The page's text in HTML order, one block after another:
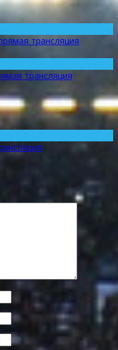
трансляция
трансляция